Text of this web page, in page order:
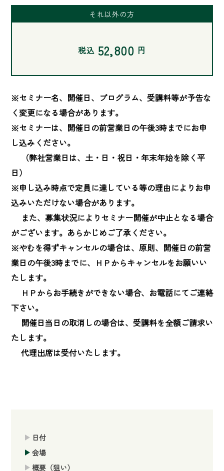
日付
会場
概要（狙い）
それ以外の方
税込 52,800 円
※セミナー名、開催日、プログラム、受講料等が予告な
く変更になる場合があります。
※セミナーは、開催日の前営業日の午後3時までにお申
し込みください。
（弊社営業日は、土・日・祝日・年末年始を除く平
日）
※申し込み時点で定員に達している等の理由によりお申
込みいただけない場合があります。
また、募集状況によりセミナー開催が中止となる場合
がございます。あらかじめご了承ください。
※やむを得ずキャンセルの場合は、原則、開催日の前営
業日の午後3時までに、ＨＰからキャンセルをお願いい
たします。
ＨＰからお手続きができない場合、お電話にてご連絡
下さい。
開催日当日の取消しの場合は、受講料を全額ご請求い
たします。
代理出席は受付いたします。